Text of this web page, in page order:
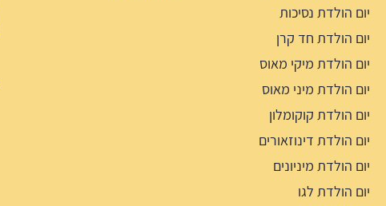
יום הולדת נסיכות
יום הולדת חד קרן
יום הולדת מיקי מאוס
יום הולדת מיני מאוס
יום הולדת קוקומלון
יום הולדת דינוזאורים
יום הולדת מיניונים
יום הולדת לגו